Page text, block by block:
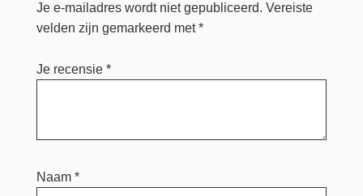
Je e-mailadres wordt niet gepubliceerd. Vereiste
velden zijn gemarkeerd met*
Je recensie *
Naam *